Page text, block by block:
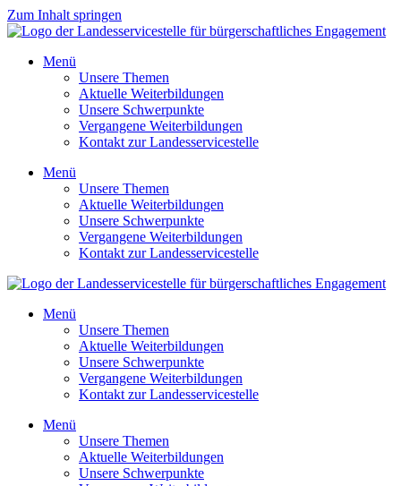
Zum Inhalt springen
Menü
Unsere Themen
Aktuelle Weiterbildungen
Unsere Schwerpunkte
Vergangene Weiterbildungen
Kontakt zur Landesservicestelle
Menü
Unsere Themen
Aktuelle Weiterbildungen
Unsere Schwerpunkte
Vergangene Weiterbildungen
Kontakt zur Landesservicestelle
Menü
Unsere Themen
Aktuelle Weiterbildungen
Unsere Schwerpunkte
Vergangene Weiterbildungen
Kontakt zur Landesservicestelle
Menü
Unsere Themen
Aktuelle Weiterbildungen
Unsere Schwerpunkte